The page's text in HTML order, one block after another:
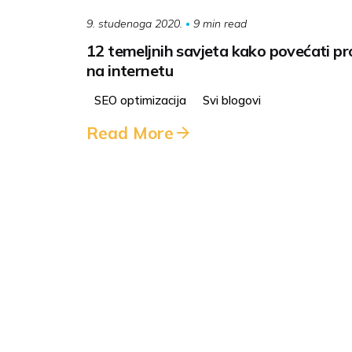
9. studenoga 2020. 9 min read
12 temeljnih savjeta kako povećati
na internetu
SEO optimizacija Svi blogovi
Read More